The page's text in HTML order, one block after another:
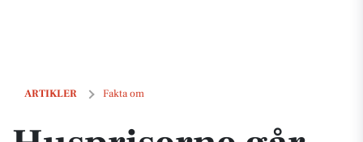
ARTIKLER Fakta om
Huspriserne går ned i Holstebro Kommune